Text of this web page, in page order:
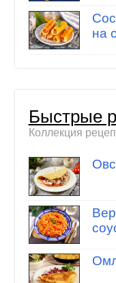
на
Быстрые
Коллекция